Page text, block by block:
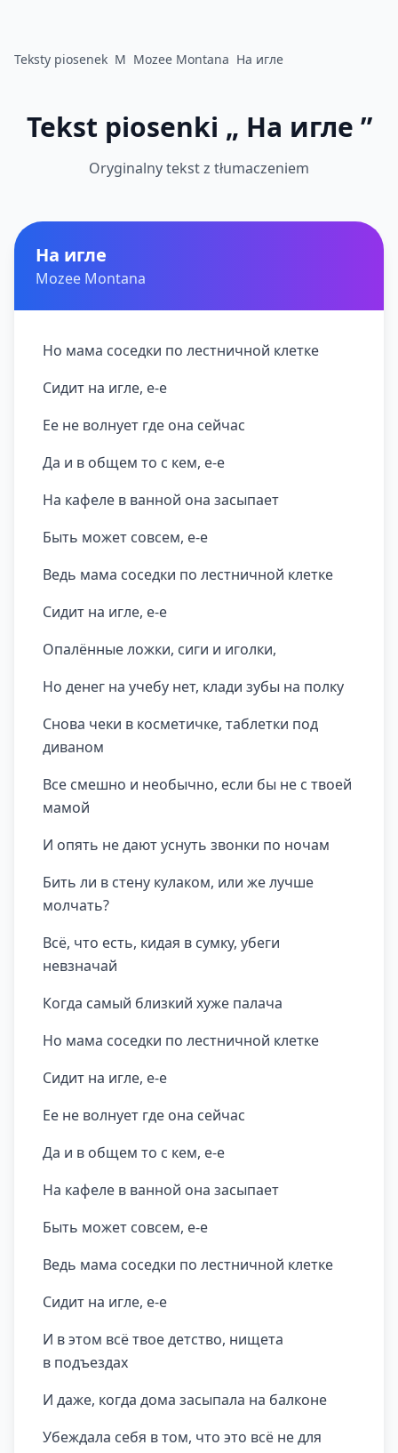
Teksty piosenek M Mozee Montana На игле
Tekst piosenki „ На игле ”
Oryginalny tekst z tłumaczeniem
На игле
Mozee Montana
Но мама соседки по лестничной клетке
Сидит на игле, е-е
Ее не волнует где она сейчас
Да и в общем то с кем, е-е
На кафеле в ванной она засыпает
Быть может совсем, е-е
Ведь мама соседки по лестничной клетке
Сидит на игле, е-е
Опалённые ложки, сиги и иголки,
Но денег на учебу нет, клади зубы на полку
Снова чеки в косметичке, таблетки под
диваном
Все смешно и необычно, если бы не с твоей
мамой
И опять не дают уснуть звонки по ночам
Бить ли в стену кулаком, или же лучше
молчать?
Всё, что есть, кидая в сумку, убеги
невзначай
Когда самый близкий хуже палача
Но мама соседки по лестничной клетке
Сидит на игле, е-е
Ее не волнует где она сейчас
Да и в общем то с кем, е-е
На кафеле в ванной она засыпает
Быть может совсем, е-е
Ведь мама соседки по лестничной клетке
Сидит на игле, е-е
И в этом всё твое детство, нищета
в подъездах
И даже, когда дома засыпала на балконе
Убеждала себя в том, что это всё не для